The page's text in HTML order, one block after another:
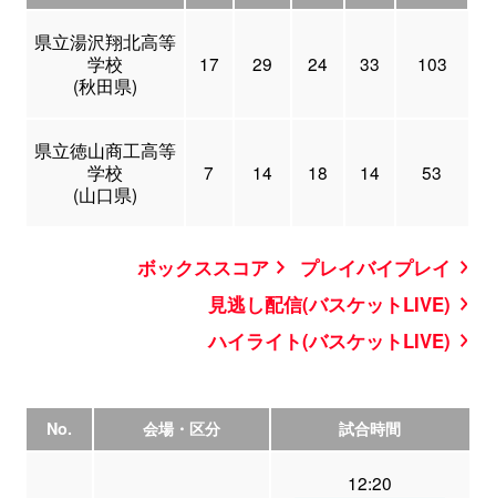
県立湯沢翔北高等
学校
(秋田県)
17 29 24 33 103
県立徳山商工高等
学校
(山口県)
7 14 18 14 53
ボックススコア
プレイバイプレイ
見逃し配信(バスケットLIVE)
ハイライト(バスケットLIVE)
No. 会場・区分 試合時間
12:20